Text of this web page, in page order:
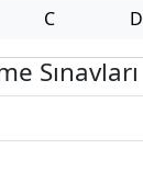
C D
Sınavları